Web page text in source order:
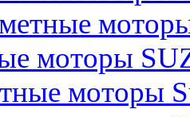
моторы
моторы